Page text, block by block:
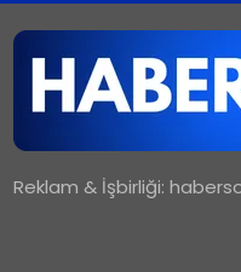
TEKNOLOJI
Reklam & İşbirliği: